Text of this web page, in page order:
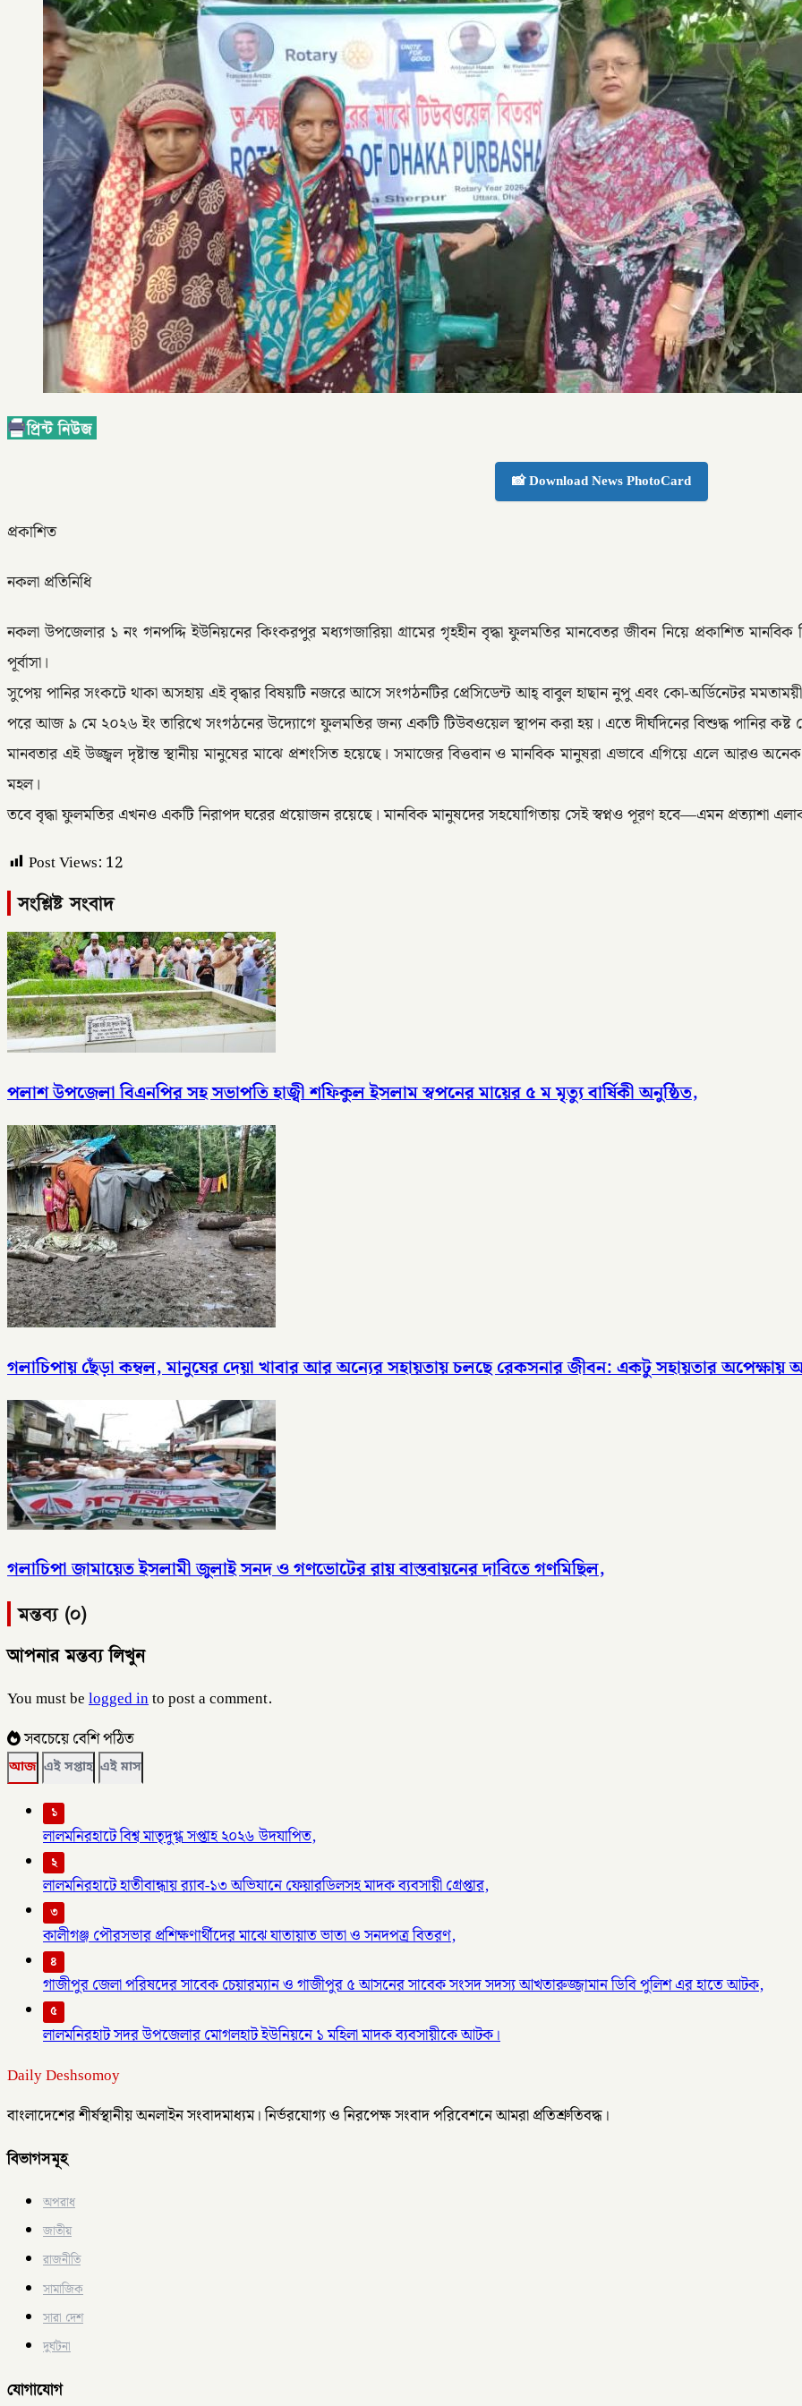
📸 Download News PhotoCard
প্রকাশিত
নকলা প্রতিনিধি
নকলা উপজেলার ১ নং গনপদ্দি ইউনিয়নের কিংকরপুর মধ্যগজারিয়া গ্রামের গৃহহীন বৃদ্ধা ফুলমতির মানবেতর জীবন নিয়ে প্রকাশিত
পূর্বাসা।
সুপেয় পানির সংকটে থাকা অসহায় এই বৃদ্ধার বিষয়টি নজরে আসে সংগঠনটির প্রেসিডেন্ট আহ্ বাবুল হাছান নুপু এবং কো-অর্ডিনেটর
পরে আজ ৯ মে ২০২৬ ইং তারিখে সংগঠনের উদ্যোগে ফুলমতির জন্য একটি টিউবওয়েল স্থাপন করা হয়। এতে দীর্ঘদিনের বিশুদ্ধ পানির কষ্ট
মানবতার এই উজ্জ্বল দৃষ্টান্ত স্থানীয় মানুষের মাঝে প্রশংসিত হয়েছে। সমাজের বিত্তবান ও মানবিক মানুষরা এভাবে এগিয়ে এলে আরও
মহল।
তবে বৃদ্ধা ফুলমতির এখনও একটি নিরাপদ ঘরের প্রয়োজন রয়েছে। মানবিক মানুষদের সহযোগিতায় সেই স্বপ্নও পূরণ হবে—এমন প্রত্যাশা
Post Views: 12
সংশ্লিষ্ট সংবাদ
পলাশ উপজেলা বিএনপির সহ সভাপতি হাজ্বী শফিকুল ইসলাম স্বপনের মায়ের ৫ ম মৃত্যু বার্ষিকী অনুষ্ঠিত,
গলাচিপায় ছেঁড়া কম্বল, মানুষের দেয়া খাবার আর অন্যের সহায়তায় চলছে রেকসনার জীবন: একটু সহায়তার অপেক্ষায়
গলাচিপা জামায়েত ইসলামী জুলাই সনদ ও গণভোটের রায় বাস্তবায়নের দাবিতে গণমিছিল,
মন্তব্য (০)
আপনার মন্তব্য লিখুন
You must belogged into post a comment.
সবচেয়ে বেশি পঠিত
আজ এই সপ্তাহ এই মাস
১
লালমনিরহাটে বিশ্ব মাতৃদুগ্ধ সপ্তাহ ২০২৬ উদযাপিত,
২
লালমনিরহাটে হাতীবান্ধায় র‌্যাব-১৩ অভিযানে ফেয়ারডিলসহ মাদক ব্যবসায়ী গ্রেপ্তার,
৩
কালীগঞ্জ পৌরসভার প্রশিক্ষণার্থীদের মাঝে যাতায়াত ভাতা ও সনদপত্র বিতরণ,
৪
গাজীপুর জেলা পরিষদের সাবেক চেয়ারম্যান ও গাজীপুর ৫ আসনের সাবেক সংসদ সদস্য আখতারুজ্জামান ডিবি পুলিশ এর হাতে আটক,
৫
লালমনিরহাট সদর উপজেলার মোগলহাট ইউনিয়নে ১ মহিলা মাদক ব্যবসায়ীকে আটক।
Daily Deshsomoy
বাংলাদেশের শীর্ষস্থানীয় অনলাইন সংবাদমাধ্যম। নির্ভরযোগ্য ও নিরপেক্ষ সংবাদ পরিবেশনে আমরা প্রতিশ্রুতিবদ্ধ।
বিভাগসমূহ
অপরাধ
জাতীয়
রাজনীতি
সামাজিক
সারা দেশ
দুর্ঘটনা
যোগাযোগ